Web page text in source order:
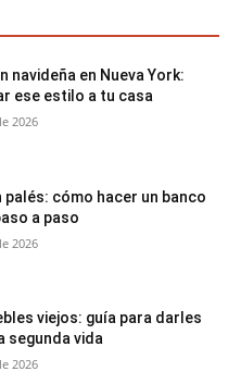
navideña en Nueva York:
ese estilo a tu casa
2026
palés: cómo hacer un banco
a paso
2026
viejos: guía para darles
segunda vida
2026